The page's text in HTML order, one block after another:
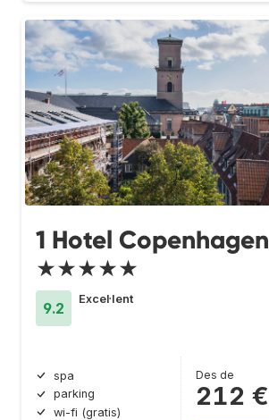
1 Hotel Copenhagen
★★★★★
9.2
Excel·lent
spa
parking
wi-fi (gratis)
Des de
212 €